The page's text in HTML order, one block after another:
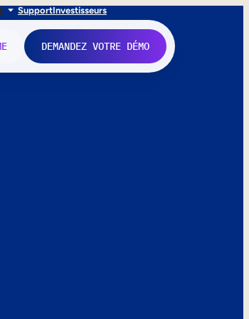
SupportInvestisseurs
DEMANDEZ VOTRE DÉMO